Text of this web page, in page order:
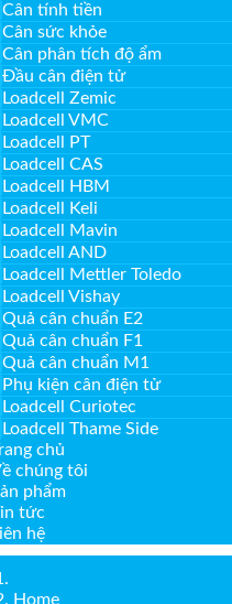
Cân tính tiền
Cân sức khỏe
Cân phân tích độ ẩm
Đầu cân điện tử
Loadcell Zemic
Loadcell VMC
Loadcell PT
Loadcell CAS
Loadcell HBM
Loadcell Keli
Loadcell Mavin
Loadcell AND
Loadcell Mettler Toledo
Loadcell Vishay
Quả cân chuẩn E2
Quả cân chuẩn F1
Quả cân chuẩn M1
Phụ kiện cân điện tử
Loadcell Curiotec
Loadcell Thame Side
chủ
chúng tôi
phẩm
tức
hệ
Home